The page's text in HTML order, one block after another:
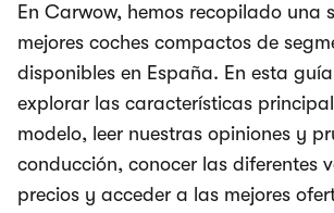
En Carwow, hemos recopilado una
mejores coches compactos de
disponibles en España. En esta
explorar las características
modelo, leer nuestras opiniones y
conducción, conocer las diferentes
precios y acceder a las mejores